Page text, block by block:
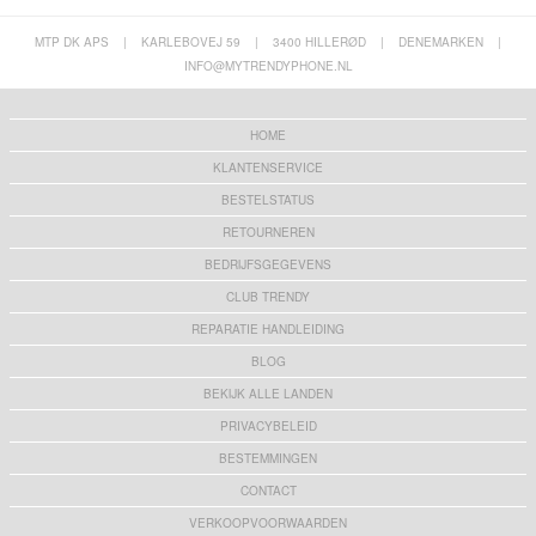
MTP DK APS | KARLEBOVEJ 59 | 3400 HILLERØD | DENEMARKEN
|
INFO@MYTRENDYPHONE.NL
HOME
KLANTENSERVICE
BESTELSTATUS
RETOURNEREN
BEDRIJFSGEGEVENS
CLUB TRENDY
REPARATIE HANDLEIDING
BLOG
BEKIJK ALLE LANDEN
PRIVACYBELEID
BESTEMMINGEN
CONTACT
VERKOOPVOORWAARDEN